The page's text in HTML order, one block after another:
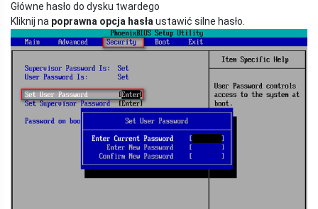
Główne hasło do dysku twardego
Kliknij na poprawna opcja hasła ustawić silne hasło.